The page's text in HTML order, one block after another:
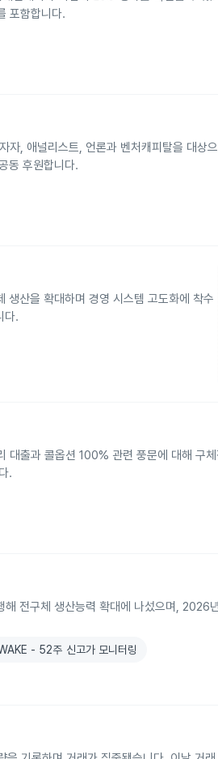
포함합니다.
, 애널리스트, 언론과 벤처캐피탈을 대상
동 후원합니다.
산을 확대하며 경영 시스템 고도화에 착수
다.
출과 콜옵션 100% 관련 풍문에 대해 구
.
전구체 생산능력 확대에 나섰으며, 2026
- 52주 신고가 모니터링